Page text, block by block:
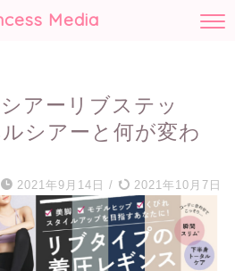
Media
アーリブステッ
シアーと何が変わ
2021年9月14日 / 2021年10月7日